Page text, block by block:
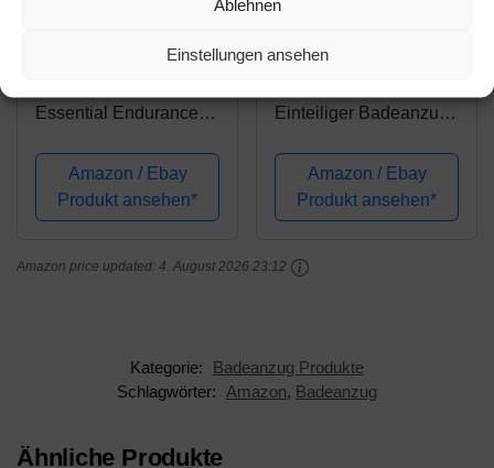
Ablehnen
Einstellungen ansehen
Essential Endurance+
Schwarz, 32 (13-14
Years)
Amazon / Ebay
Produkt ansehen*
Amazon.de
28,99€
Einteiliger Badeanzug
Badeanzug Strand
Blau Jahre 11-12
Alt/152
Amazon / Ebay
Produkt ansehen*
Amazon price updated: 4. August 2026 23:12
Kategorie:
Badeanzug Produkte
Schlagwörter:
Amazon, Badeanzug
Ähnliche Produkte